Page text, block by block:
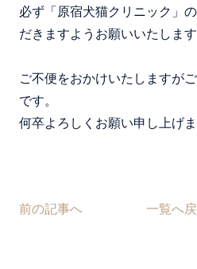
必ず「原宿犬猫クリニック」
だきますようお願いいたします
ご不便をおかけいたしますが
です。
何卒よろしくお願い申し上げま
前の記事へ 一覧へ